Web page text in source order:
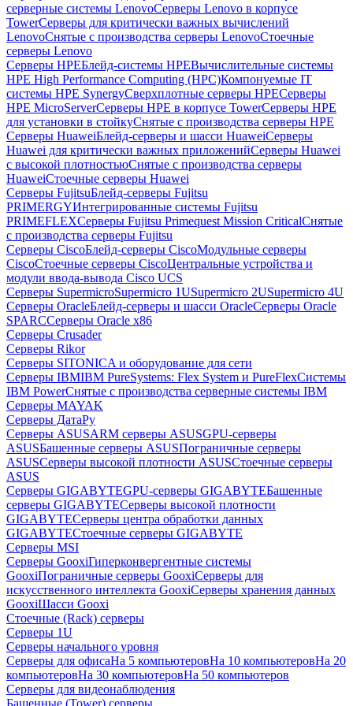
серверные системы LenovoСерверы Lenovo в корпусе
TowerСерверы для критически важных вычислений
LenovoСнятые с производства серверы LenovoСтоечные
серверы Lenovo
Серверы HPEБлейд-системы HPEВычислительные системы
HPE High Performance Computing (HPC)Компонуемые IT
системы HPE SynergyСверхплотные серверы HPEСерверы
HPE MicroServerСерверы HPE в корпусе TowerСерверы HPE
для установки в стойкуСнятые с производства серверы HPE
Серверы HuaweiБлейд-серверы и шасси HuaweiСерверы
Huawei для критически важных приложенийСерверы Huawei
с высокой плотностьюСнятые с производства серверы
HuaweiСтоечные серверы Huawei
Серверы FujitsuБлейд-серверы Fujitsu
PRIMERGYИнтегрированные системы Fujitsu
PRIMEFLEXСерверы Fujitsu Primequest Mission CriticalСнятые
с производства серверы Fujitsu
Серверы CiscoБлейд-серверы CiscoМодульные серверы
CiscoСтоечные серверы CiscoЦентральные устройства и
модули ввода-вывода Cisco UCS
Серверы SupermicroSupermicro 1USupermicro 2USupermicro 4U
Серверы OracleБлейд-серверы и шасси OracleСерверы Oracle
SPARCСерверы Oracle x86
Серверы Crusader
Серверы Rikor
Серверы SITONICA и оборудование для сети
Серверы IBMIBM PureSystems: Flex System и PureFlexСистемы
IBM PowerСнятые с производства серверные системы IBM
Серверы MAYAK
Серверы ДатаРу
Серверы ASUSARM серверы ASUSGPU-серверы
ASUSБашенные серверы ASUSПограничные серверы
ASUSСерверы высокой плотности ASUSСтоечные серверы
ASUS
Серверы GIGABYTEGPU-серверы GIGABYTEБашенные
серверы GIGABYTEСерверы высокой плотности
GIGABYTEСерверы центра обработки данных
GIGABYTEСтоечные серверы GIGABYTE
Серверы MSI
Серверы GooxiГиперконвергентные системы
GooxiПограничные серверы GooxiСерверы для
искусственного интеллекта GooxiСерверы хранения данных
GooxiШасси Gooxi
Стоечные (Rack) серверы
Серверы 1U
Серверы начального уровня
Серверы для офисаНа 5 компьютеровНа 10 компьютеровНа 20
компьютеровНа 30 компьютеровНа 50 компьютеров
Серверы для видеонаблюдения
Башенные (Tower) серверы